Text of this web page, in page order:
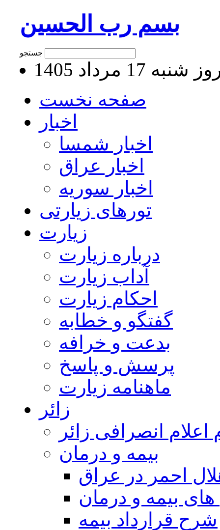
بسم رب الحسین
17 مرداد 1405
صفحه نخست
اخبار
اخبار شمسا
اخبار عراق
اخبار سوریه
تورهای زیارتی
زیارت
درباره زیارت
آداب زیارت
احکام زیارت
گفتگو و خطابه
بدعت و خرافه
پرسش و پاسخ
ماهنامه زیارت
زائر
اعلام انصرافی زائر
بيمه و درمان
احمر در عراق
بیمه و درمان
شرح قرارداد بیمه